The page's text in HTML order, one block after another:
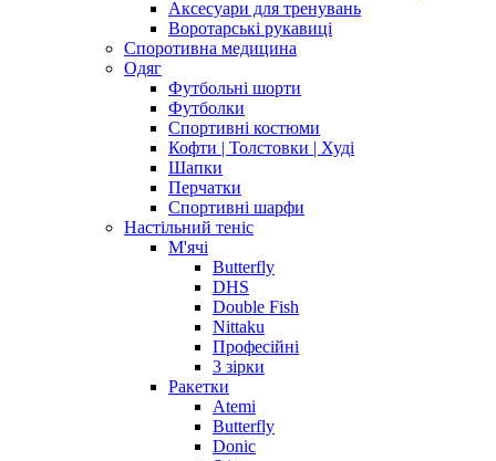
Аксесуари для тренувань
Воротарські рукавиці
Споротивна медицина
Одяг
Футбольні шорти
Футболки
Спортивні костюми
Кофти | Толстовки | Худі
Шапки
Перчатки
Спортивні шарфи
Настільний теніс
М'ячі
Butterfly
DHS
Double Fish
Nittaku
Професійні
3 зірки
Ракетки
Atemi
Butterfly
Donic